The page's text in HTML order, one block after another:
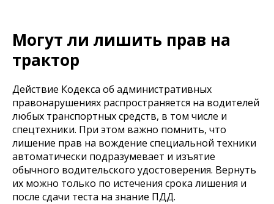
Могут ли лишить прав на
трактор
Действие Кодекса об административных
правонарушениях распространяется на водителей
любых транспортных средств, в том числе и
спецтехники. При этом важно помнить, что
лишение прав на вождение специальной техники
автоматически подразумевает и изъятие
обычного водительского удостоверения. Вернуть
их можно только по истечения срока лишения и
после сдачи теста на знание ПДД.